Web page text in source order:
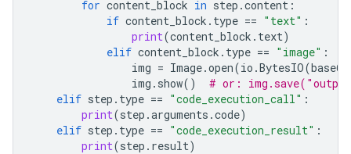
for content_block in step .content :
if content_block . type == "text" :
print(content_block . text)
elif content_block . type == "image" :
img = Image.open(io .BytesIO(base64
img . show()
# or:
elif step . type == "code_execution_call" :
print(step .arguments .code)
elif step . type == "code_execution_result" :
print(step . result)